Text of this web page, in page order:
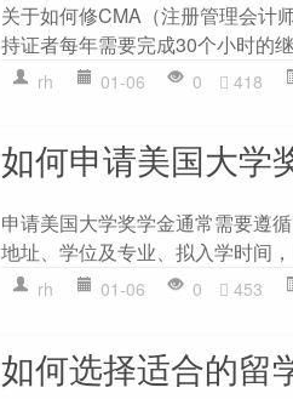
关于如何修CMA（注册管理会计
持证者每年需要完成30个小时的
rh 01-06 0 418
如何申请美国大学
申请美国大学奖学金通常需要遵
地址、学位及专业、拟入学时间
rh 01-06 0 453
如何选择适合的留